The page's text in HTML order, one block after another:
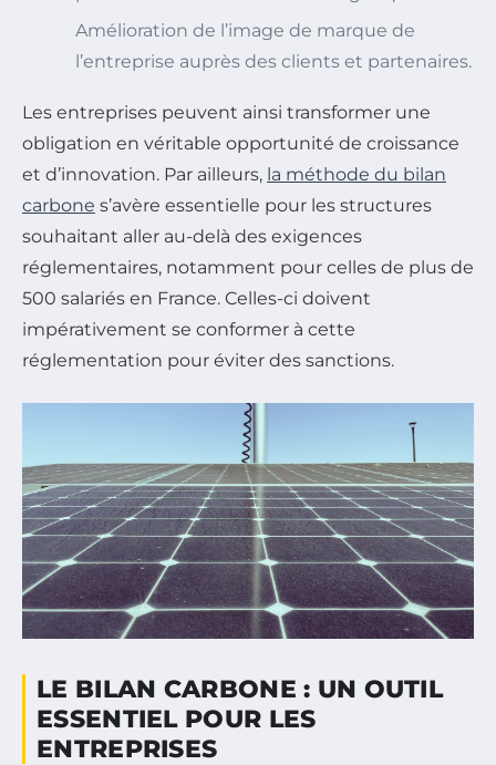
Amélioration de l’image de marque de
l’entreprise auprès des clients et partenaires.
Les entreprises peuvent ainsi transformer une
obligation en véritable opportunité de croissance
et d’innovation. Par ailleurs, la méthode du bilan
carbone s’avère essentielle pour les structures
souhaitant aller au-delà des exigences
réglementaires, notamment pour celles de plus de
500 salariés en France. Celles-ci doivent
impérativement se conformer à cette
réglementation pour éviter des sanctions.
LE BILAN CARBONE : UN OUTIL
ESSENTIEL POUR LES
ENTREPRISES